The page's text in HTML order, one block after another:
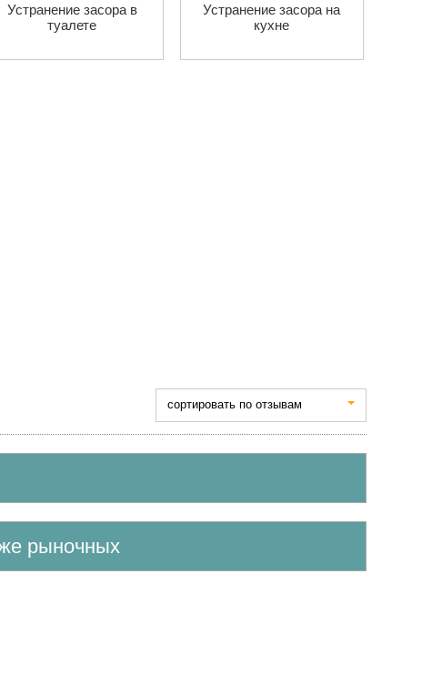
Устранение засора в
туалете
Устранение засора на
кухне
cортировать по отзывам
рыночных